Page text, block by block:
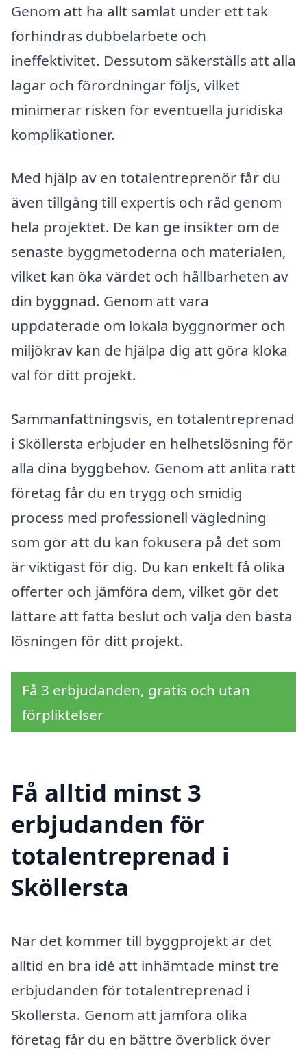
Genom att ha allt samlat under ett tak
förhindras dubbelarbete och
ineffektivitet. Dessutom säkerställs att alla
lagar och förordningar följs, vilket
minimerar risken för eventuella juridiska
komplikationer.
Med hjälp av en totalentreprenör får du
även tillgång till expertis och råd genom
hela projektet. De kan ge insikter om de
senaste byggmetoderna och materialen,
vilket kan öka värdet och hållbarheten av
din byggnad. Genom att vara
uppdaterade om lokala byggnormer och
miljökrav kan de hjälpa dig att göra kloka
val för ditt projekt.
Sammanfattningsvis, en totalentreprenad
i Sköllersta erbjuder en helhetslösning för
alla dina byggbehov. Genom att anlita rätt
företag får du en trygg och smidig
process med professionell vägledning
som gör att du kan fokusera på det som
är viktigast för dig. Du kan enkelt få olika
offerter och jämföra dem, vilket gör det
lättare att fatta beslut och välja den bästa
lösningen för ditt projekt.
Få 3 erbjudanden, gratis och utan
förpliktelser
Få alltid minst 3
erbjudanden för
totalentreprenad i
Sköllersta
När det kommer till byggprojekt är det
alltid en bra idé att inhämtade minst tre
erbjudanden för totalentreprenad i
Sköllersta. Genom att jämföra olika
företag får du en bättre överblick över